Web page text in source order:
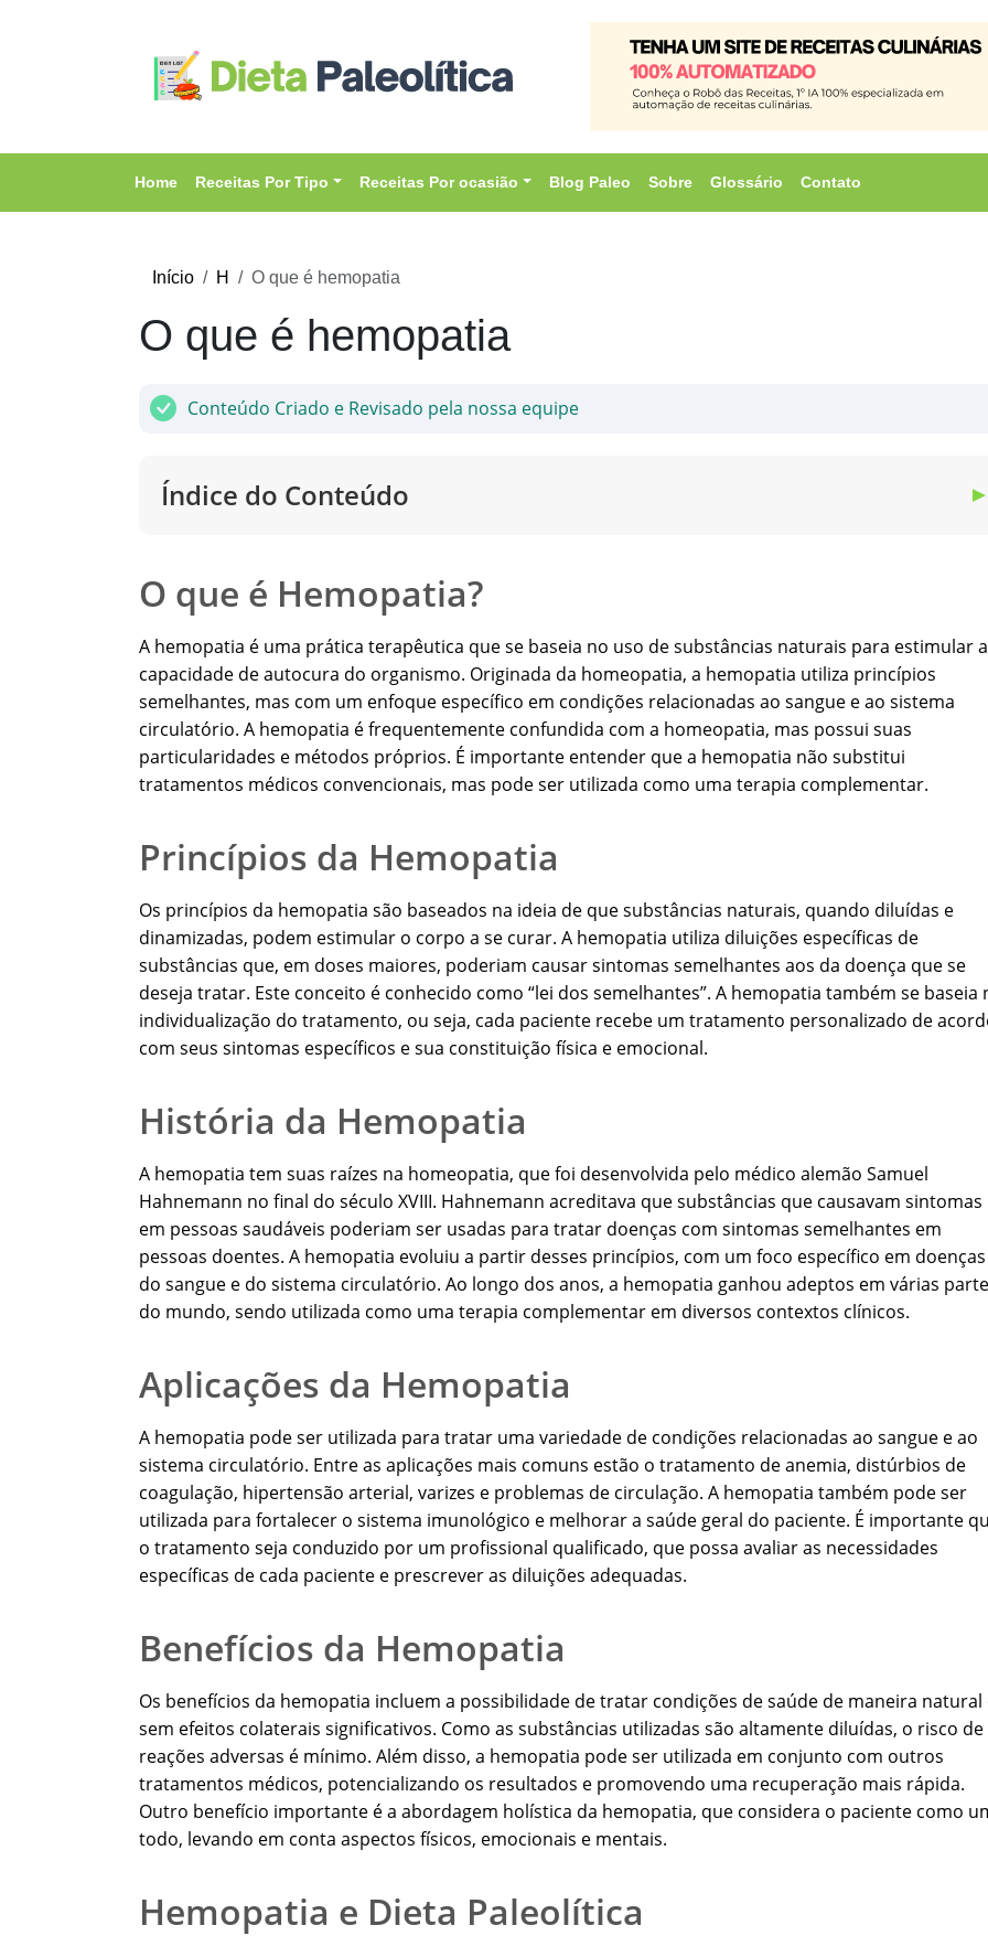
Home Receitas Por Tipo Receitas Por ocasião Blog Paleo Sobre Glossário Contato
Início H O que é hemopatia
O que é hemopatia
Conteúdo Criado e Revisado pela nossa equipe
Índice do Conteúdo ▼
O que é Hemopatia?
A hemopatia é uma prática terapêutica que se baseia no uso de substâncias naturais para estimular a
capacidade de autocura do organismo. Originada da homeopatia, a hemopatia utiliza princípios
semelhantes, mas com um enfoque específico em condições relacionadas ao sangue e ao sistema
circulatório. A hemopatia é frequentemente confundida com a homeopatia, mas possui suas
particularidades e métodos próprios. É importante entender que a hemopatia não substitui
tratamentos médicos convencionais, mas pode ser utilizada como uma terapia complementar.
Princípios da Hemopatia
Os princípios da hemopatia são baseados na ideia de que substâncias naturais, quando diluídas e
dinamizadas, podem estimular o corpo a se curar. A hemopatia utiliza diluições específicas de
substâncias que, em doses maiores, poderiam causar sintomas semelhantes aos da doença que se
deseja tratar. Este conceito é conhecido como “lei dos semelhantes”. A hemopatia também se baseia
individualização do tratamento, ou seja, cada paciente recebe um tratamento personalizado de
com seus sintomas específicos e sua constituição física e emocional.
História da Hemopatia
A hemopatia tem suas raízes na homeopatia, que foi desenvolvida pelo médico alemão Samuel
Hahnemann no final do século XVIII. Hahnemann acreditava que substâncias que causavam sintomas
em pessoas saudáveis poderiam ser usadas para tratar doenças com sintomas semelhantes em
pessoas doentes. A hemopatia evoluiu a partir desses princípios, com um foco específico em doenças
do sangue e do sistema circulatório. Ao longo dos anos, a hemopatia ganhou adeptos em várias
do mundo, sendo utilizada como uma terapia complementar em diversos contextos clínicos.
Aplicações da Hemopatia
A hemopatia pode ser utilizada para tratar uma variedade de condições relacionadas ao sangue e ao
sistema circulatório. Entre as aplicações mais comuns estão o tratamento de anemia, distúrbios de
coagulação, hipertensão arterial, varizes e problemas de circulação. A hemopatia também pode ser
utilizada para fortalecer o sistema imunológico e melhorar a saúde geral do paciente. É importante
o tratamento seja conduzido por um profissional qualificado, que possa avaliar as necessidades
específicas de cada paciente e prescrever as diluições adequadas.
Benefícios da Hemopatia
Os benefícios da hemopatia incluem a possibilidade de tratar condições de saúde de maneira natural
sem efeitos colaterais significativos. Como as substâncias utilizadas são altamente diluídas, o risco de
reações adversas é mínimo. Além disso, a hemopatia pode ser utilizada em conjunto com outros
tratamentos médicos, potencializando os resultados e promovendo uma recuperação mais rápida.
Outro benefício importante é a abordagem holística da hemopatia, que considera o paciente como
todo, levando em conta aspectos físicos, emocionais e mentais.
Hemopatia e Dieta Paleolítica